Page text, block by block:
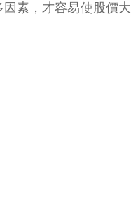
素，才容易使股價大